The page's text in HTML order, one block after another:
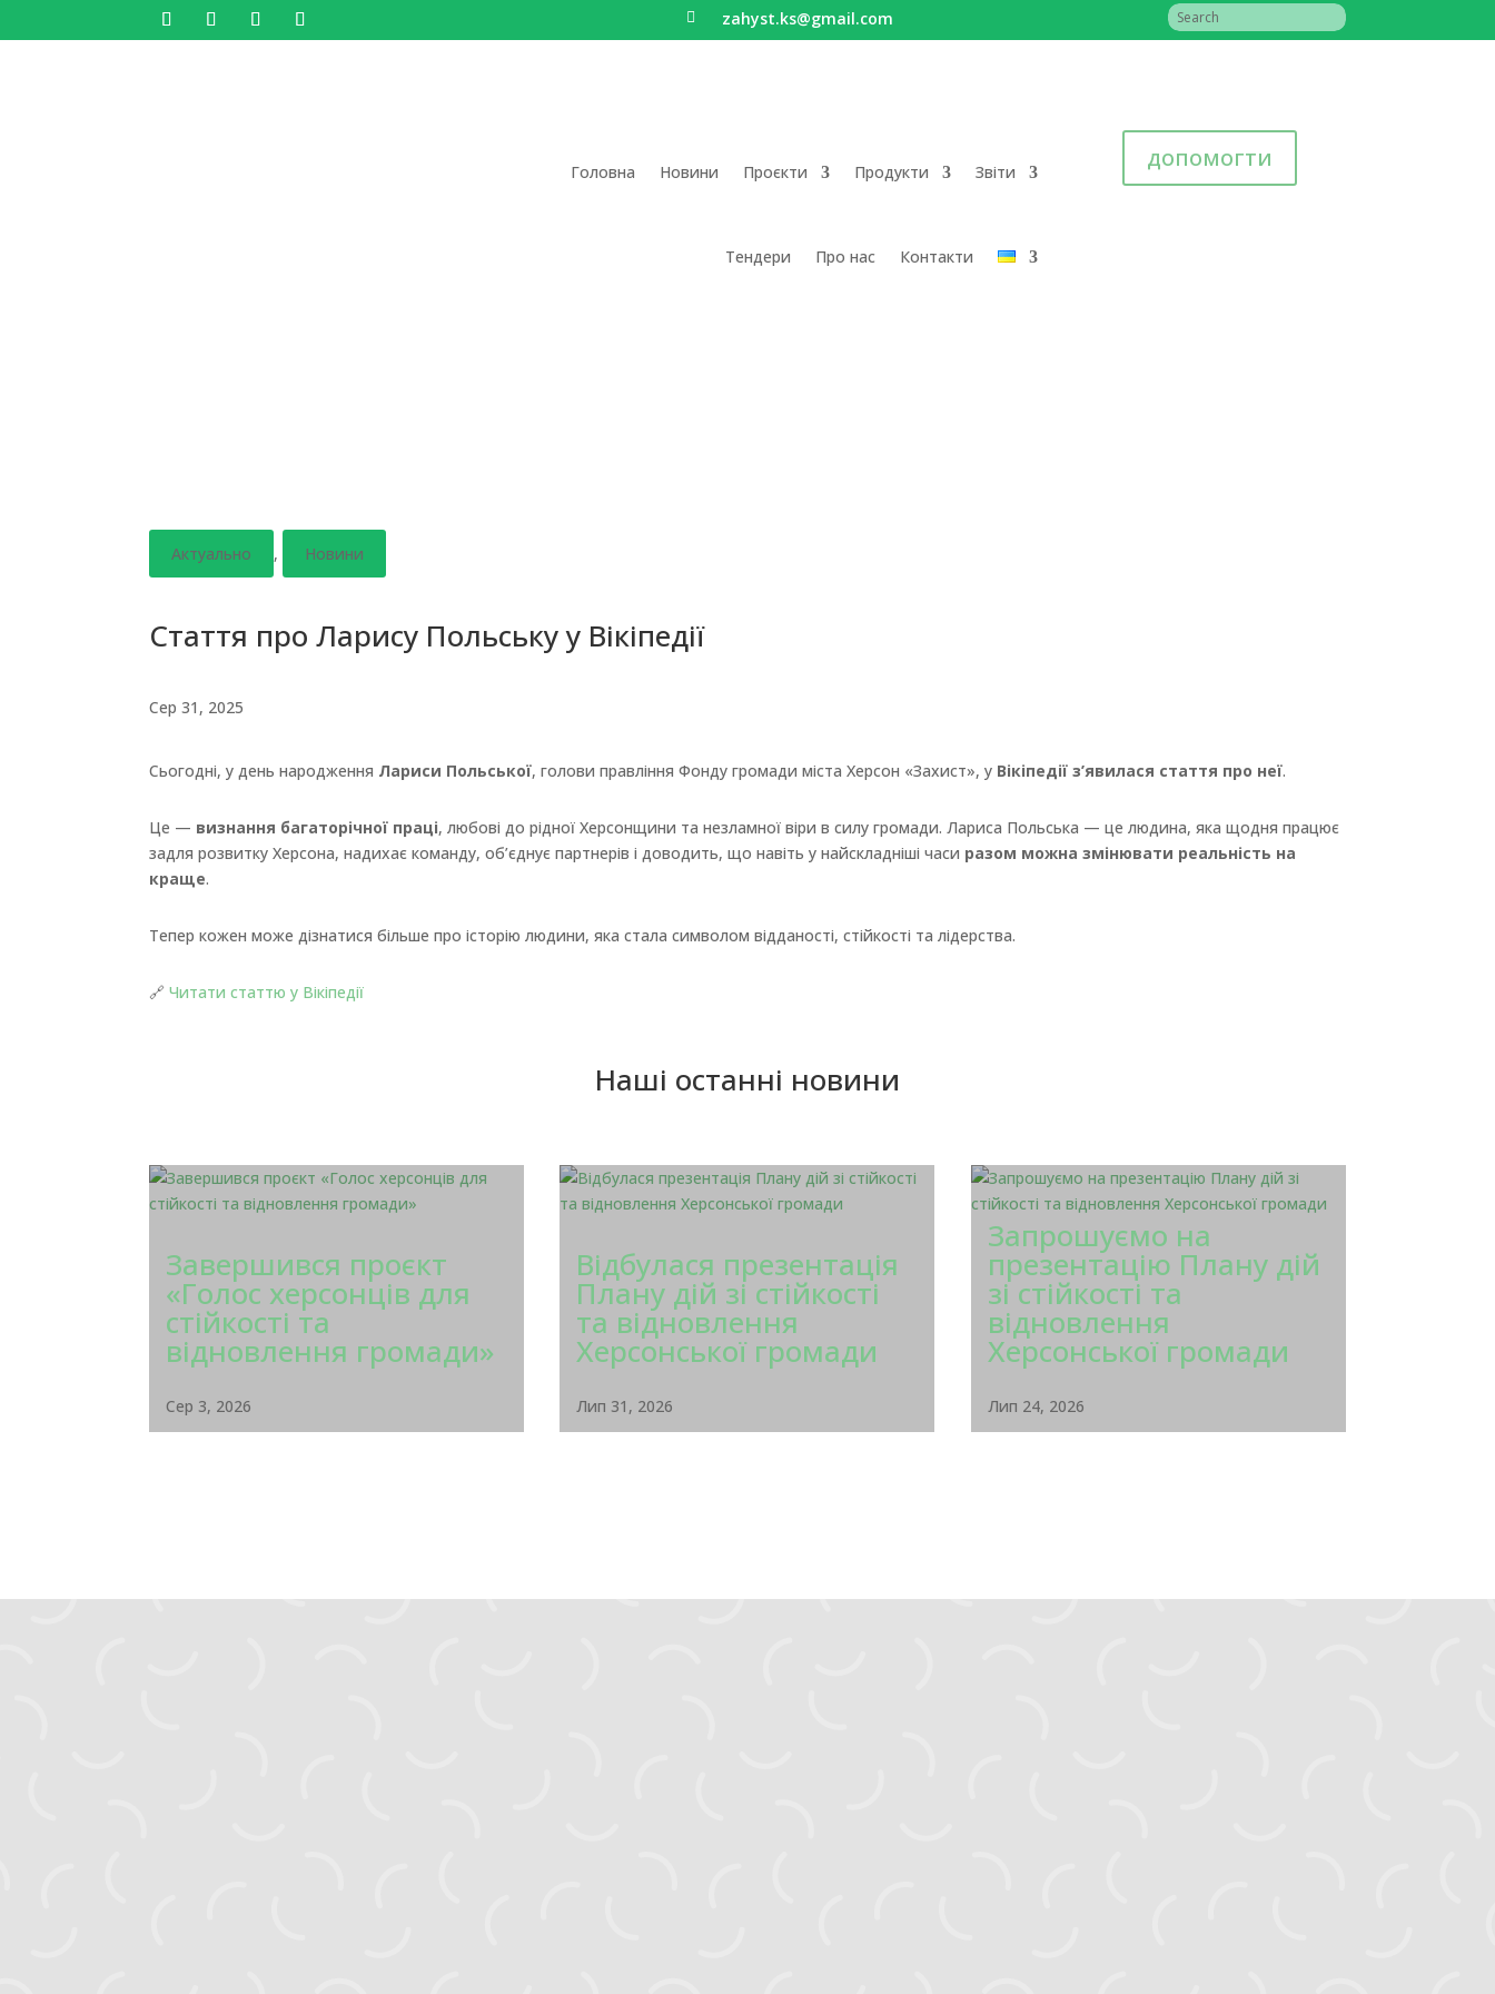
 zahyst.ks@gmail.com
Головна Новини Проєкти Продукти Звіти
Тендери Про нас Контакти
допомогти
Актуально , Новини
Стаття про Ларису Польську у Вікіпедії
Сер 31, 2025
Сьогодні, у день народження Лариси Польської, голови правління Фонду громади міста Херсон «Захист», у Вікіпедії з’явилася стаття про неї.
Це — визнання багаторічної праці, любові до рідної Херсонщини та незламної віри в силу громади. Лариса Польська — це людина, яка щодня працює
задля розвитку Херсона, надихає команду, об’єднує партнерів і доводить, що навіть у найскладніші часи разом можна змінювати реальність на
краще.
Тепер кожен може дізнатися більше про історію людини, яка стала символом відданості, стійкості та лідерства.
🔗Читати статтю у Вікіпедії
Наші останні новини
Завершився проєкт
«Голос херсонців для
стійкості та
відновлення громади»
Сер 3, 2026
Відбулася презентація
Плану дій зі стійкості
та відновлення
Херсонської громади
Лип 31, 2026
Запрошуємо на
презентацію Плану дій
зі стійкості та
відновлення
Херсонської громади
Лип 24, 2026